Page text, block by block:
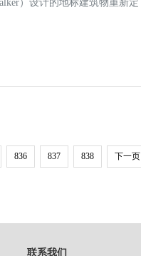
）设计的地标建筑物重新定
836 837 838 下一页
联系我们